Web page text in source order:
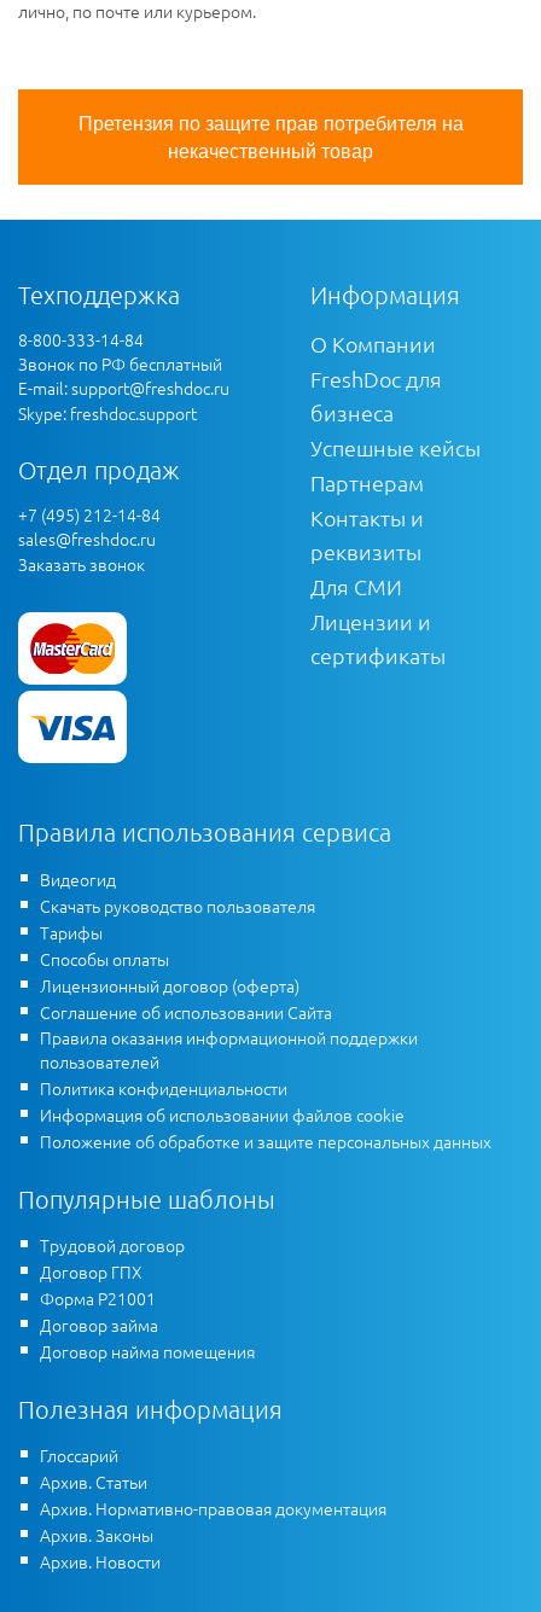
лично, по почте или курьером.
Претензия по защите прав потребителя на
некачественный товар
Техподдержка
8-800-333-14-84
Звонок по РФ бесплатный
E-mail:support@freshdoc.ru
Skype: freshdoc.support
Отдел продаж
+7 (495) 212-14-84
sales@freshdoc.ru
Заказать звонок
Информация
О Компании
FreshDoc для
бизнеса
Успешные кейсы
Партнерам
Контакты и
реквизиты
Для СМИ
Лицензии и
сертификаты
Правила использования сервиса
Видеогид
Скачать руководство пользователя
Тарифы
Способы оплаты
Лицензионный договор (оферта)
Соглашение об использовании Сайта
Правила оказания информационной поддержки
пользователей
Политика конфиденциальности
Информация об использовании файлов cookie
Положение об обработке и защите персональных данных
Популярные шаблоны
Трудовой договор
Договор ГПХ
Форма Р21001
Договор займа
Договор найма помещения
Полезная информация
Глоссарий
Архив. Статьи
Архив. Нормативно-правовая документация
Архив. Законы
Архив. Новости